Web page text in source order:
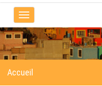
Toggle
navigation
Accueil